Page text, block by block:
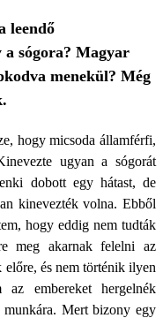
leendő
sógora? Magyar
menekül? Még
hogy micsoda államférfi,
ugyan a sógorát
dobott egy hátast, de
kinevezték volna. Ebből
hogy eddig nem tudták
meg akarnak felelni az
és nem történik ilyen
embereket hergelnék
munkára. Mert bizony egy